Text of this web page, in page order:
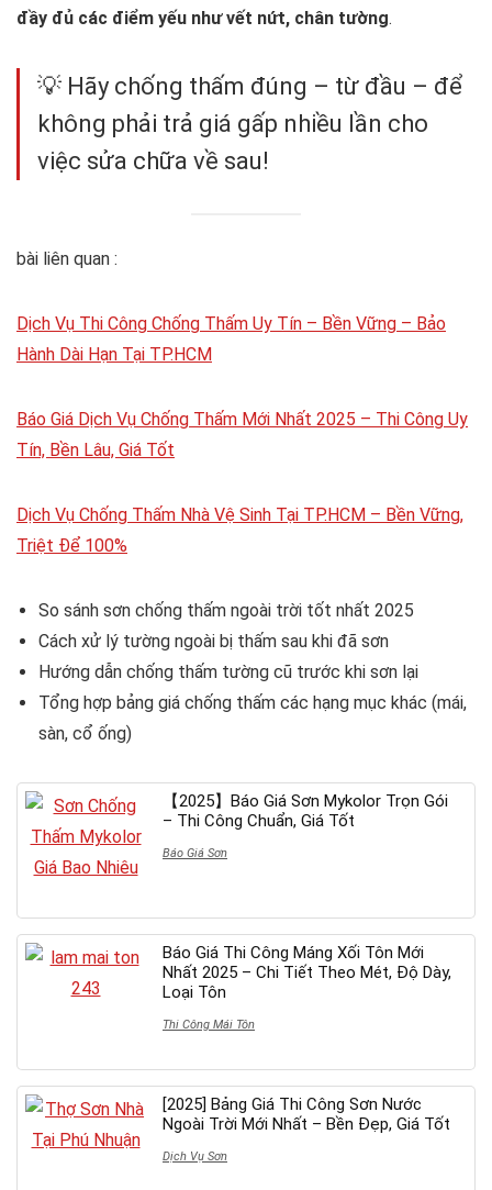
đầy đủ các điểm yếu như vết nứt, chân tường.
💡 Hãy chống thấm đúng – từ đầu – để
không phải trả giá gấp nhiều lần cho
việc sửa chữa về sau!
bài liên quan :
Dịch Vụ Thi Công Chống Thấm Uy Tín – Bền Vững – Bảo
Hành Dài Hạn Tại TP.HCM
Báo Giá Dịch Vụ Chống Thấm Mới Nhất 2025 – Thi Công Uy
Tín, Bền Lâu, Giá Tốt
Dịch Vụ Chống Thấm Nhà Vệ Sinh Tại TP.HCM – Bền Vững,
Triệt Để 100%
So sánh sơn chống thấm ngoài trời tốt nhất 2025
Cách xử lý tường ngoài bị thấm sau khi đã sơn
Hướng dẫn chống thấm tường cũ trước khi sơn lại
Tổng hợp bảng giá chống thấm các hạng mục khác (mái,
sàn, cổ ống)
【2025】Báo Giá Sơn Mykolor Trọn Gói
– Thi Công Chuẩn, Giá Tốt
Báo Giá Sơn
Báo Giá Thi Công Máng Xối Tôn Mới
Nhất 2025 – Chi Tiết Theo Mét, Độ Dày,
Loại Tôn
Thi Công Mái Tôn
[2025] Bảng Giá Thi Công Sơn Nước
Ngoài Trời Mới Nhất – Bền Đẹp, Giá Tốt
Dịch Vụ Sơn